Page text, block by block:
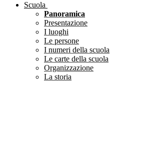
Scuola
Panoramica
Presentazione
I luoghi
Le persone
I numeri della scuola
Le carte della scuola
Organizzazione
La storia